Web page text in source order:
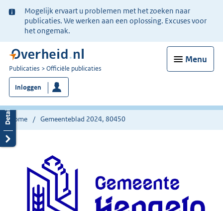
Ter
informatie:
Mogelijk ervaart u problemen met het zoeken naar
publicaties. We werken aan een oplossing. Excuses voor
het ongemak.
Menu
U
bent
nu
hier:
Publicaties Officiële publicaties
Inloggen
Home Gemeenteblad 2024, 80450